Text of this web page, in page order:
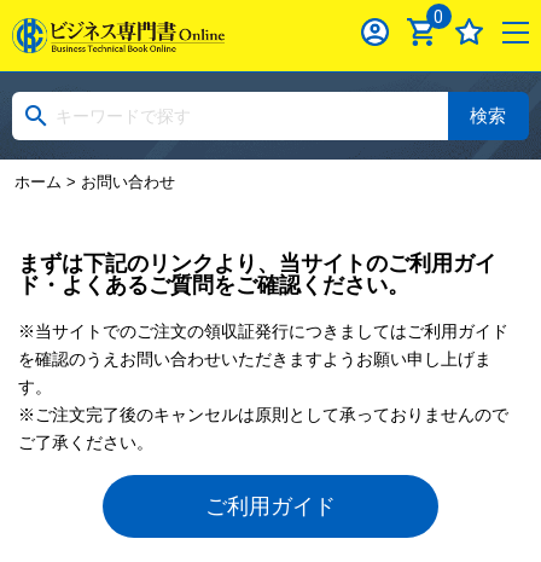
0
検索
ホーム > お問い合わせ
まずは下記のリンクより、当サイトのご利用ガイ
ド・よくあるご質問をご確認ください。
※当サイトでのご注文の領収証発行につきましてはご利用ガイド
を確認のうえお問い合わせいただきますようお願い申し上げま
す。
※ご注文完了後のキャンセルは原則として承っておりませんので
ご了承ください。
ご利用ガイド